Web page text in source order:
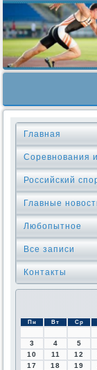
Главная
Соревнования
Российский
Главные
Любопытное
Все записи
Контакты
Пн Вт Ср
3
4 5
10
11 12
17
18 19